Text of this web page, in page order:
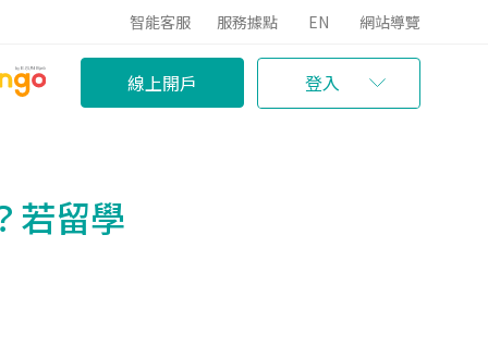
智能客服 服務據點 EN 網站導覽
線上開戶 登入
若留學